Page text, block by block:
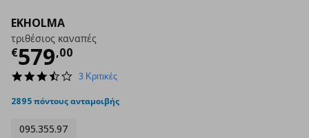
EKHOLMA
τριθέσιος καναπές
€579,00
Τρέχουσα τιμή
3.3
rating
3 Κριτικές
2895 πόντους ανταμοιβής
095.355.97